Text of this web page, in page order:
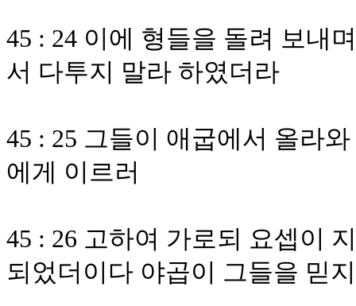
45 : 24 이에 형들을 돌려 보내
서 다투지 말라 하였더라
45 : 25 그들이 애굽에서 올라
에게 이르러
45 : 26 고하여 가로되 요셉이
되었더이다 야곱이 그들을 믿